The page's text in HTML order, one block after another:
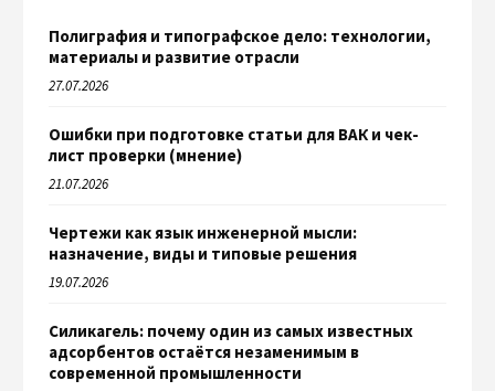
Полиграфия и типографское дело: технологии,
материалы и развитие отрасли
27.07.2026
Ошибки при подготовке статьи для ВАК и чек-
лист проверки (мнение)
21.07.2026
Чертежи как язык инженерной мысли:
назначение, виды и типовые решения
19.07.2026
Силикагель: почему один из самых известных
адсорбентов остаётся незаменимым в
современной промышленности